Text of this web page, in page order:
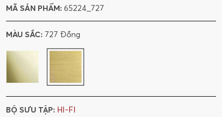
MÃ SẢN PHẨM: 65224_727
MÀU SẮC: 727 Đồng
BỘ SƯU TẬP: HI-FI